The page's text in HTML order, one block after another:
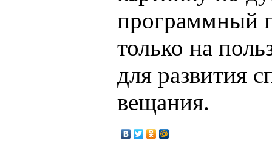
программный
только на
для развития
вещания.